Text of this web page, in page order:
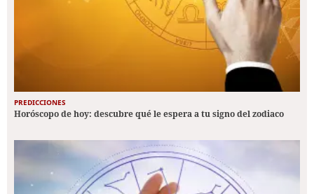
PREDICCIONES
Horóscopo de hoy: descubre qué le espera a tu signo del zodiaco